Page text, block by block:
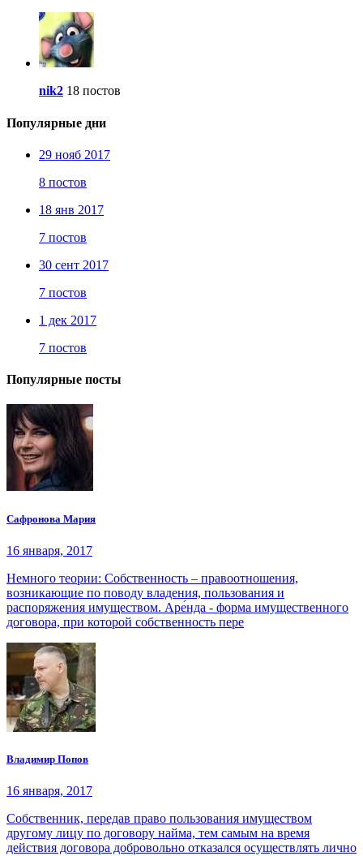
nik2 18 постов
Популярные дни
29 нояб 2017
8 постов
18 янв 2017
7 постов
30 сент 2017
7 постов
1 дек 2017
7 постов
Популярные посты
Сафронова Мария
16 января, 2017
Немного теории: Собственность – правоотношения,
возникающие по поводу владения, пользования и
распоряжения имуществом. Аре́нда - форма имущественного
договора, при которой собственность пере
Владимир Попов
16 января, 2017
Собственник, передав право пользования имуществом
другому лицу по договору найма, тем самым на время
действия договора добровольно отказался осуществлять лично